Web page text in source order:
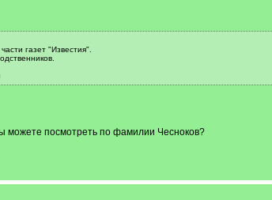
газет "Известия".
можете посмотреть по фамилии Чесноков?